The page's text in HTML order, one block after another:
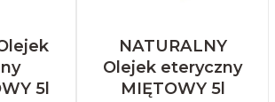
5l
NATURALNY
Olejek eteryczny
MIĘTOWY 5l